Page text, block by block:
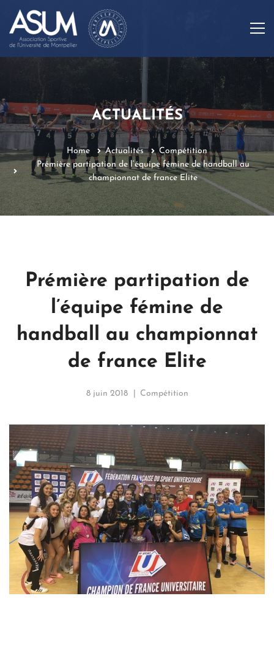
ACTUALITÉS
Home Actualités
Compétition
Prémière partipation de l’équipe fémine de handball au
championnat de france Elite
Prémière partipation de
l’équipe fémine de
handball au championnat
de france Elite
8 juin 2018 Compétition